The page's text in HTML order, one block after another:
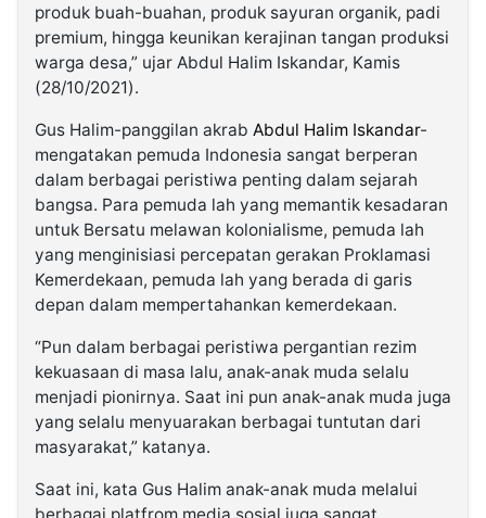
produk buah-buahan, produk sayuran organik, padi
premium, hingga keunikan kerajinan tangan produksi
warga desa,” ujar Abdul Halim Iskandar, Kamis
(28/10/2021).
Gus Halim-panggilan akrab Abdul Halim Iskandar-
mengatakan pemuda Indonesia sangat berperan
dalam berbagai peristiwa penting dalam sejarah
bangsa. Para pemuda lah yang memantik kesadaran
untuk Bersatu melawan kolonialisme, pemuda lah
yang menginisiasi percepatan gerakan Proklamasi
Kemerdekaan, pemuda lah yang berada di garis
depan dalam mempertahankan kemerdekaan.
“Pun dalam berbagai peristiwa pergantian rezim
kekuasaan di masa lalu, anak-anak muda selalu
menjadi pionirnya. Saat ini pun anak-anak muda juga
yang selalu menyuarakan berbagai tuntutan dari
masyarakat,” katanya.
Saat ini, kata Gus Halim anak-anak muda melalui